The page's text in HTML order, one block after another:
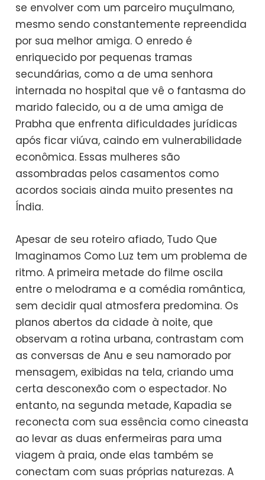
se envolver com um parceiro muçulmano,
mesmo sendo constantemente repreendida
por sua melhor amiga. O enredo é
enriquecido por pequenas tramas
secundárias, como a de uma senhora
internada no hospital que vê o fantasma do
marido falecido, ou a de uma amiga de
Prabha que enfrenta dificuldades jurídicas
após ficar viúva, caindo em vulnerabilidade
econômica. Essas mulheres são
assombradas pelos casamentos como
acordos sociais ainda muito presentes na
Índia.
Apesar de seu roteiro afiado, Tudo Que
Imaginamos Como Luz tem um problema de
ritmo. A primeira metade do filme oscila
entre o melodrama e a comédia romântica,
sem decidir qual atmosfera predomina. Os
planos abertos da cidade à noite, que
observam a rotina urbana, contrastam com
as conversas de Anu e seu namorado por
mensagem, exibidas na tela, criando uma
certa desconexão com o espectador. No
entanto, na segunda metade, Kapadia se
reconecta com sua essência como cineasta
ao levar as duas enfermeiras para uma
viagem à praia, onde elas também se
conectam com suas próprias naturezas. A